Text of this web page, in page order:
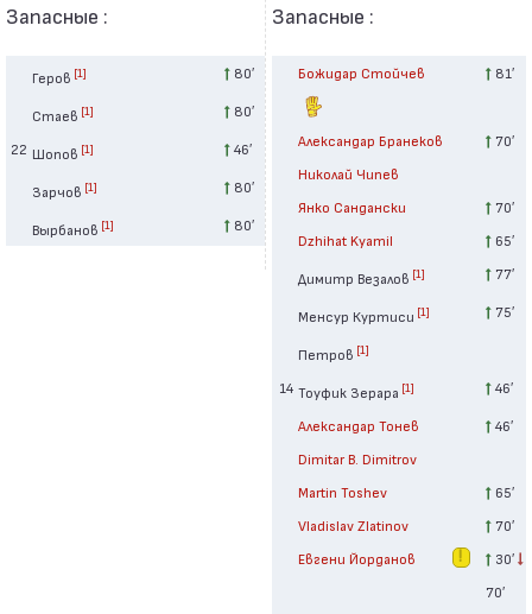
Запасные :
Геров [1] 80′
Стаев [1] 80′
22 Шопов [1] 46′
Зарчов [1] 80′
Вырбанов [1] 80′
Запасные :
Божидар Стойчев 81′
Александар Бранеков
70′
Николай Чипев
Янко Сандански
70′
Dzhihat Kyamil
65′
Димитр Везалов [1] 77′
Менсур Куртиси [1] 75′
Петров [1]
14 Тоуфик Зерара [1] 46′
Александар Тонев
46′
Dimitar B. Dimitrov
Martin Toshev
65′
Vladislav Zlatinov
70′
Евгени Йорданов
30′
70′